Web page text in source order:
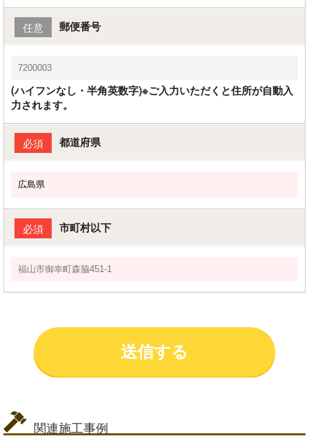
任意 郵便番号
(ハイフンなし・半角英数字)※ご入力いただくと住所が自動入
力されます。
必須 都道府県
必須 市町村以下
関連施工事例